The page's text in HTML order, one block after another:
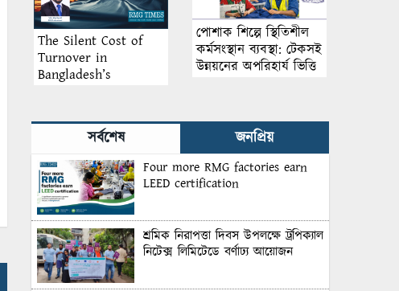
The Silent Cost of
Turnover in
Bangladesh’s
Matters More Than
Recruitment
পোশাক শিল্পে স্থিতিশীল
কর্মসংস্থান ব্যবস্থা: টেকসই
উন্নয়নের অপরিহার্য ভিত্তি
সর্বশেষ জনপ্রিয়
Four more RMG factories earn
LEED certification
শ্রমিক নিরাপত্তা দিবস উপলক্ষে ট্রপিক্যাল
নিটেক্স লিমিটেডে বর্ণাঢ্য আয়োজন